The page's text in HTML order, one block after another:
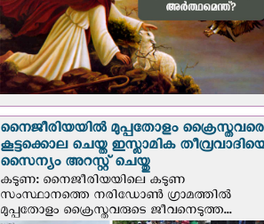
നൈജീരിയയില്‍ മുപ്പതോളം ക്രൈസ്തവരെ
കൂട്ടക്കൊല ചെയ്ത ഇസ്ലാമിക
സൈന്യം അറസ്റ്റ് ചെയ്തു
കടുണ: നൈജീരിയയിലെ കടുണ
സംസ്ഥാനത്തെ നരിഡോൺ ഗ്രാമത്തിൽ
മുപ്പതോളം ക്രൈസ്തവരുടെ ജീവനെടുത്ത...